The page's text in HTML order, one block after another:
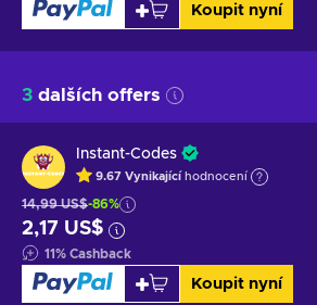
Koupit nyní
3 dalších offers
Instant-Codes
9.67 Vynikající hodnocení
14,99 US$-86%
2,17 US$
11% Cashback
Koupit nyní